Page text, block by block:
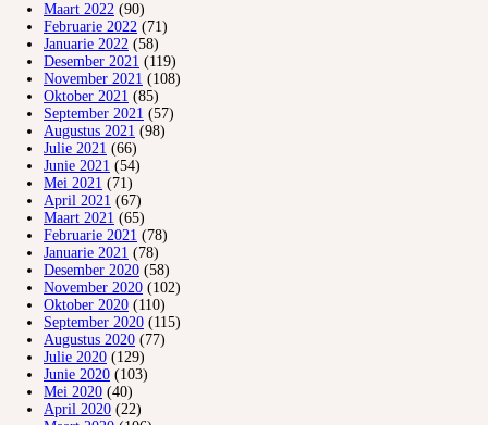
Maart 2022 (90)
Februarie 2022 (71)
Januarie 2022 (58)
Desember 2021 (119)
November 2021 (108)
Oktober 2021 (85)
September 2021 (57)
Augustus 2021 (98)
Julie 2021 (66)
Junie 2021 (54)
Mei 2021 (71)
April 2021 (67)
Maart 2021 (65)
Februarie 2021 (78)
Januarie 2021 (78)
Desember 2020 (58)
November 2020 (102)
Oktober 2020 (110)
September 2020 (115)
Augustus 2020 (77)
Julie 2020 (129)
Junie 2020 (103)
Mei 2020 (40)
April 2020 (22)